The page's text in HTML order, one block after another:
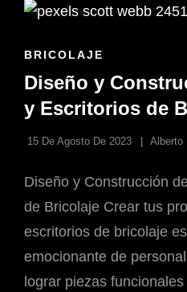
ENLACES
LAS
CATEGORÍAS
BRICOLAJE
Diseño y
y Escritorios de
15 De Agosto De 2023 Alberto
Diseño y Construcción
de Bricolaje Crear tus
escritorios de bricolaje
emocionante de
lograr piezas funcionales